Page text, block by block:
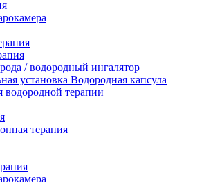
/ водородный ингалятор
установка Водородная капсула
водородной терапии
терапия